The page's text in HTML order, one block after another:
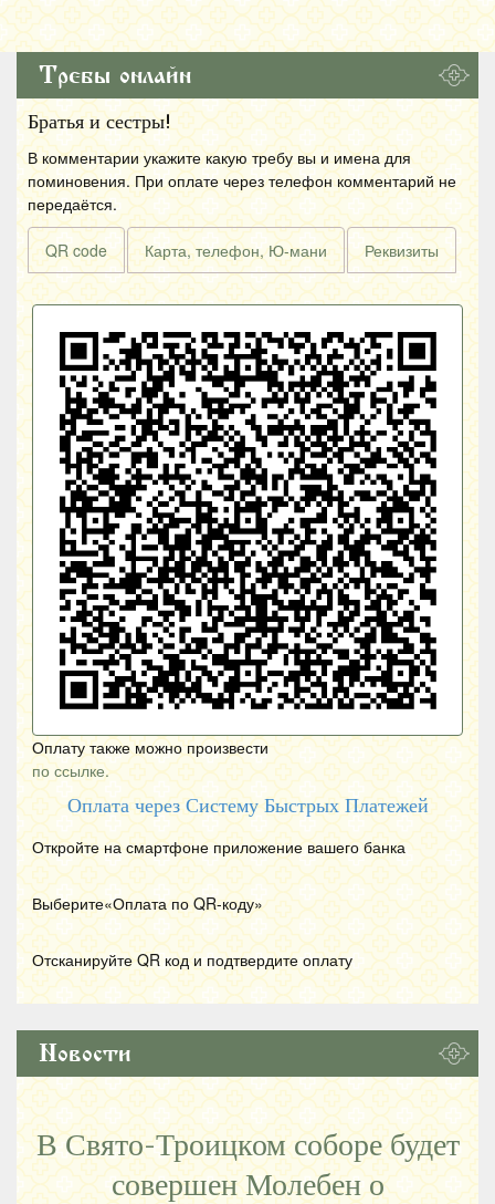
Требы онлайн
Братья и сестры!
В комментарии укажите какую требу вы и имена для
поминовения. При оплате через телефон комментарий не
передаётся.
QR code Карта, телефон, Ю-мани Реквизиты
Оплату также можно произвести
по ссылке.
Оплата через Систему Быстрых Платежей
Откройте на смартфоне приложение вашего банка
Выберите«Оплата по QR-коду»
Отсканируйте QR код и подтвердите оплату
Новости
В Свято-Троицком соборе будет
совершен Молебен о